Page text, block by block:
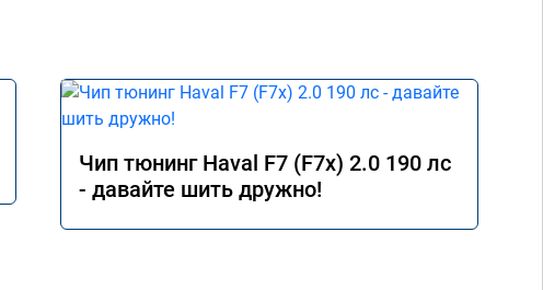
Чип тюнинг Haval F7 (F7x) 2.0 190 лс
- давайте шить дружно!